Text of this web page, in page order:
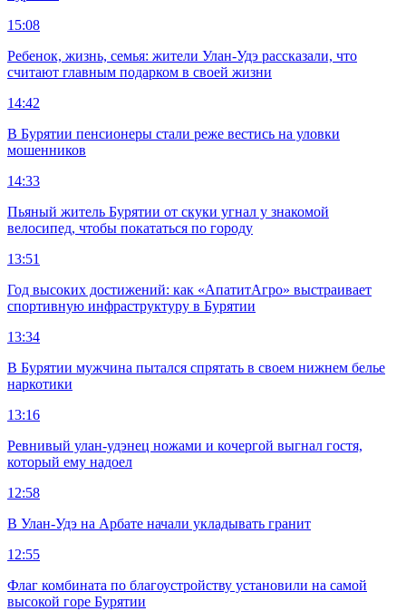
15:08
Ребенок, жизнь, семья: жители Улан-Удэ рассказали, что
считают главным подарком в своей жизни
14:42
В Бурятии пенсионеры стали реже вестись на уловки
мошенников
14:33
Пьяный житель Бурятии от скуки угнал у знакомой
велосипед, чтобы покататься по городу
13:51
Год высоких достижений: как «АпатитАгро» выстраивает
спортивную инфраструктуру в Бурятии
13:34
В Бурятии мужчина пытался спрятать в своем нижнем белье
наркотики
13:16
Ревнивый улан-удэнец ножами и кочергой выгнал гостя,
который ему надоел
12:58
В Улан-Удэ на Арбате начали укладывать гранит
12:55
Флаг комбината по благоустройству установили на самой
высокой горе Бурятии